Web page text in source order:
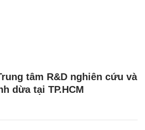
tâm R&D nghiên cứu và
dừa tại TP.HCM